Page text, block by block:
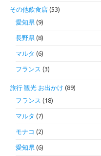
その他飲食店 (53)
愛知県 (9)
長野県 (8)
マルタ (6)
フランス (3)
旅行 観光 お出かけ (89)
フランス (18)
マルタ (7)
モナコ (2)
愛知県 (6)